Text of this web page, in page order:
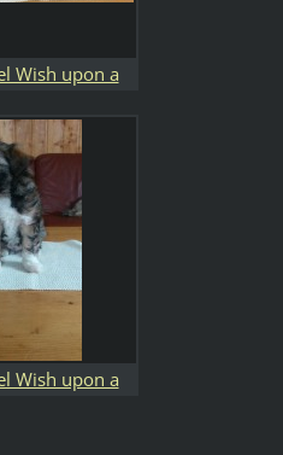
Wish upon a
Wish upon a